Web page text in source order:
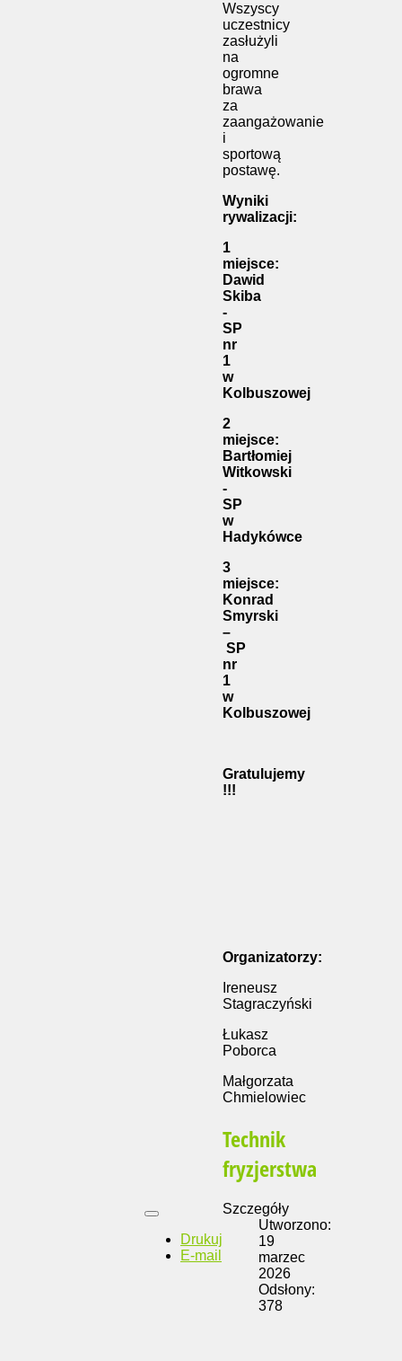
Wszyscy
uczestnicy
zasłużyli
na
ogromne
brawa
za
zaangażowanie
i
sportową
postawę.
Wyniki
rywalizacji:
1
miejsce:
Dawid
Skiba
-
SP
nr
1
w
Kolbuszowej
2
miejsce:
Bartłomiej
Witkowski
-
SP
w
Hadykówce
3
miejsce:
Konrad
Smyrski
–
SP
nr
1
w
Kolbuszowej
Gratulujemy
!!!
Organizatorzy:
Ireneusz
Stagraczyński
Łukasz
Poborca
Małgorzata
Chmielowiec
Technik
fryzjerstwa
Drukuj
E-mail
Szczegóły
Utworzono:
19
marzec
2026
Odsłony:
378